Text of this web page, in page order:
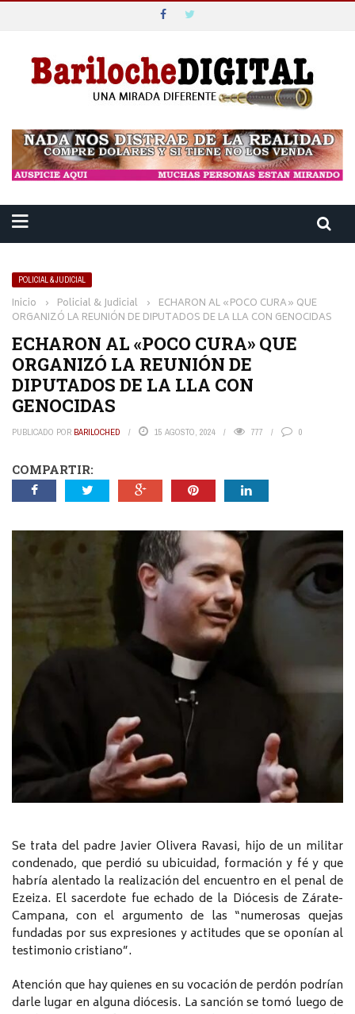
POLICIAL & JUDICIAL
Inicio › Policial & Judicial › ECHARON AL «POCO CURA» QUE
ORGANIZÓ LA REUNIÓN DE DIPUTADOS DE LA LLA CON GENOCIDAS
ECHARON AL «POCO CURA» QUE
ORGANIZÓ LA REUNIÓN DE
DIPUTADOS DE LA LLA CON
GENOCIDAS
PUBLICADO POR BARILOCHED 15 AGOSTO, 2024 777 0
COMPARTIR:
Se trata del padre Javier Olivera Ravasi, hijo de un militar
condenado, que perdió su ubicuidad, formación y fé y que
habría alentado la realización del encuentro en el penal de
Ezeiza. El sacerdote fue echado de la Diócesis de Zárate-
Campana, con el argumento de las “numerosas quejas
fundadas por sus expresiones y actitudes que se oponían al
testimonio cristiano”.
Atención que hay quienes en su vocación de perdón podrían
darle lugar en alguna diócesis. La sanción se tomó luego de